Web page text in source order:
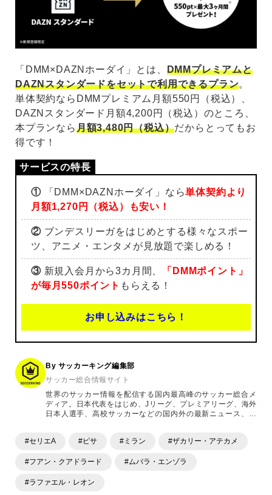
「DMM×DAZNホーダイ」とは、 DMMプレミアムと
DAZNスタンダードをセットで利用できるプラン。
単体契約ならDMMプレミアム月額550円（税込）、
DAZNスタンダード月額4,200円（税込）のところ、
本プランなら月額3,480円（税込）だからとってもお
得です！
①「DMM×DAZNホーダイ」なら単体契約より
月額1,270円（税込）も安い！
②ブンデスリーガをはじめとする様々なスポー
ツ、アニメ・エンタメが見放題で楽しめる！
③新規入会月から3カ月間、
「DMMポイント」
が毎月550ポイント もらえる！
お申し込みはこちら！
By サッカーキング編集部
サッカー総合情報サイト
世界のサッカー情報を配信する国内最高峰のサッカー総合メ
ディア。日本代表をはじめ、Jリーグ、プレミアリーグ、海外
日本人選手、高校サッカーなどの国内外の最新ニュース、コ
ます。「X」「Instagram」「YouTube」「TikTok」など、
#セリエA #ピサ #ミラン #ザカリー・アテカメ
#フアン・クアドラード #ムバラ・エンゾラ
#ラファエル・レオン